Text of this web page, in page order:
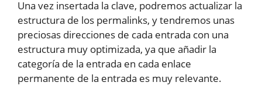
Una vez insertada la clave, podremos actualizar la
estructura de los permalinks, y tendremos unas
preciosas direcciones de cada entrada con una
estructura muy optimizada, ya que añadir la
categoría de la entrada en cada enlace
permanente de la entrada es muy relevante.